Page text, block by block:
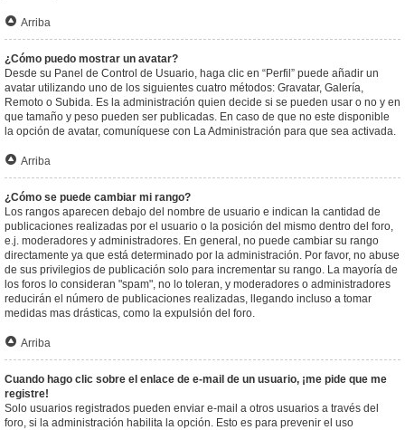
Arriba
¿Cómo puedo mostrar un avatar?
Desde su Panel de Control de Usuario, haga clic en “Perfil” puede añadir un
avatar utilizando uno de los siguientes cuatro métodos: Gravatar, Galería,
Remoto o Subida. Es la administración quien decide si se pueden usar o no y en
que tamaño y peso pueden ser publicadas. En caso de que no este disponible
la opción de avatar, comuníquese con La Administración para que sea activada.
Arriba
¿Cómo se puede cambiar mi rango?
Los rangos aparecen debajo del nombre de usuario e indican la cantidad de
publicaciones realizadas por el usuario o la posición del mismo dentro del foro,
e.j. moderadores y administradores. En general, no puede cambiar su rango
directamente ya que está determinado por la administración. Por favor, no abuse
de sus privilegios de publicación solo para incrementar su rango. La mayoría de
los foros lo consideran "spam", no lo toleran, y moderadores o administradores
reducirán el número de publicaciones realizadas, llegando incluso a tomar
medidas mas drásticas, como la expulsión del foro.
Arriba
Cuando hago clic sobre el enlace de e-mail de un usuario, ¡me pide que me
registre!
Solo usuarios registrados pueden enviar e-mail a otros usuarios a través del
foro, si la administración habilita la opción. Esto es para prevenir el uso